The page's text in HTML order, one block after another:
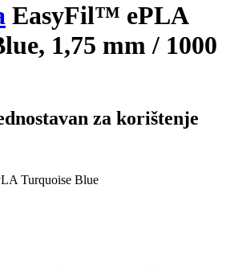
EasyFil™ ePLA
1,75 mm / 1000
za korištenje
Turquoise Blue